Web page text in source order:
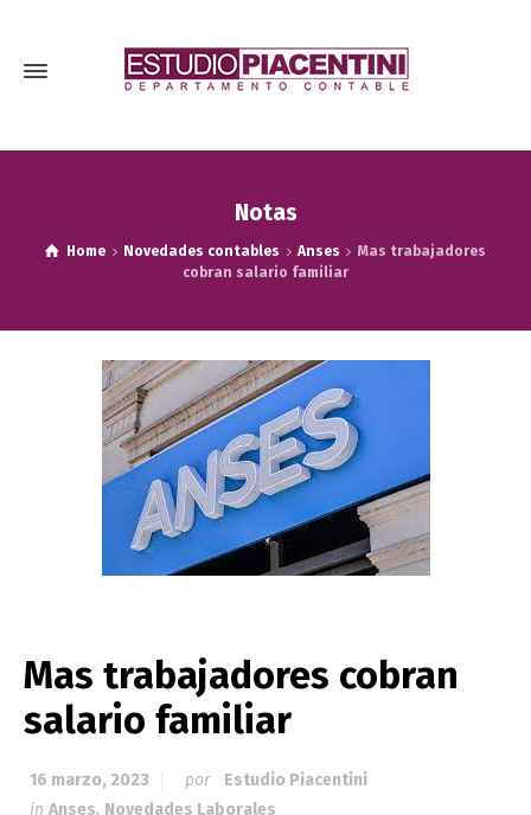
Notas
Home Novedades contables Anses
Mas trabajadores
cobran salario familiar
Mas trabajadores cobran
salario familiar
16 marzo, 2023 por
Estudio Piacentini
in Anses, Novedades Laborales